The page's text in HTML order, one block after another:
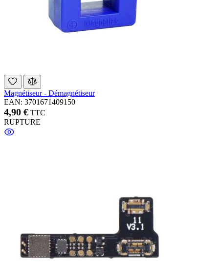
Magnétiseur - Démagnétiseur
EAN: 3701671409150
4,90 € TTC
RUPTURE